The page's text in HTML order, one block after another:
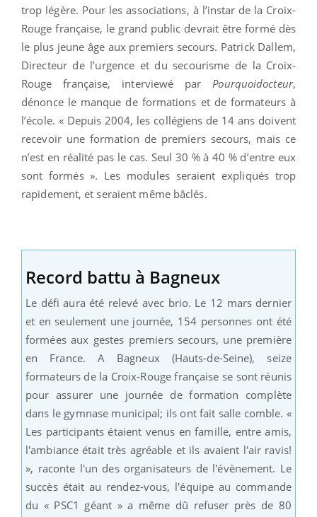
trop légère. Pour les associations, à l’instar de la Croix-
Rouge française, le grand public devrait être formé dès
le plus jeune âge aux premiers secours. Patrick Dallem,
Directeur de l’urgence et du secourisme de la Croix-
Rouge française, interviewé parPourquoidocteur,
dénonce le manque de formations et de formateurs à
l’école. « Depuis 2004, les collégiens de 14 ans doivent
recevoir une formation de premiers secours, mais ce
n’est en réalité pas le cas. Seul 30 % à 40 % d’entre eux
sont formés ». Les modules seraient expliqués trop
rapidement, et seraient même bâclés.
Record battu à Bagneux
Le défi aura été relevé avec brio. Le 12 mars dernier
et en seulement une journée, 154 personnes ont été
formées aux gestes premiers secours, une première
en France. A Bagneux (Hauts-de-Seine), seize
formateurs de la Croix-Rouge française se sont réunis
pour assurer une journée de formation complète
dans le gymnase municipal; ils ont fait salle comble. «
Les participants étaient venus en famille, entre amis,
l'ambiance était très agréable et ils avaient l'air ravis!
», raconte l'un des organisateurs de l'évènement. Le
succès était au rendez-vous, l'équipe au commande
du « PSC1 géant » a même dû refuser près de 80